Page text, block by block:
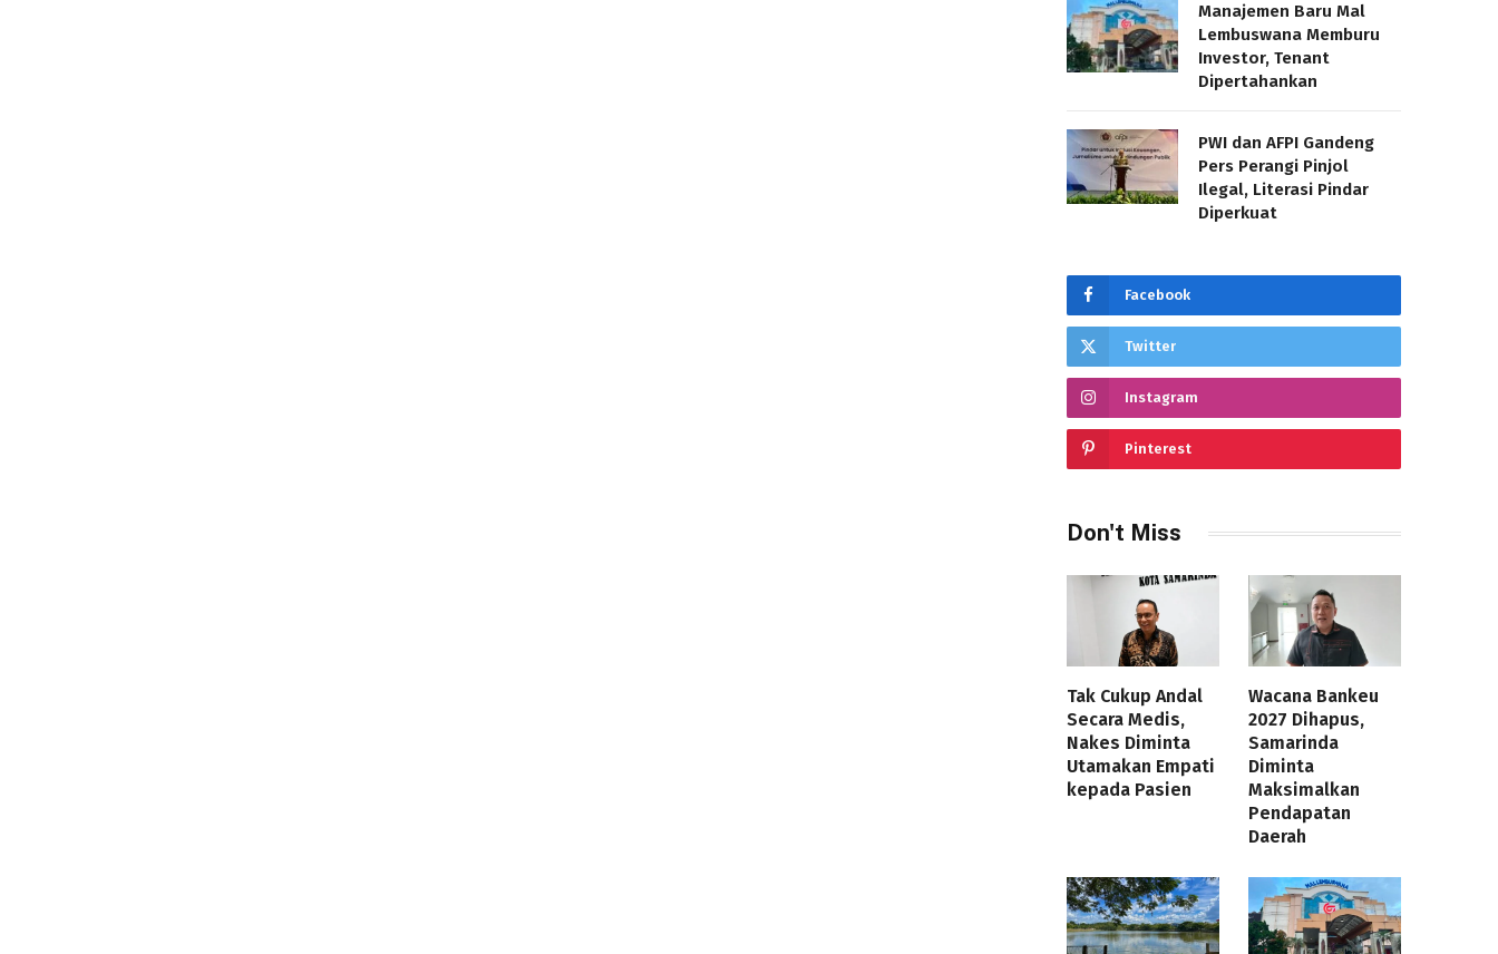
Manajemen Baru Mal
Lembuswana Memburu
Investor, Tenant
Dipertahankan
PWI dan AFPI Gandeng
Pers Perangi Pinjol
Ilegal, Literasi Pindar
Diperkuat
Facebook
Twitter
Instagram
Pinterest
Don't Miss
Tak Cukup Andal
Secara Medis,
Nakes Diminta
Utamakan Empati
kepada Pasien
Wacana Bankeu
2027 Dihapus,
Samarinda
Diminta
Maksimalkan
Pendapatan
Daerah